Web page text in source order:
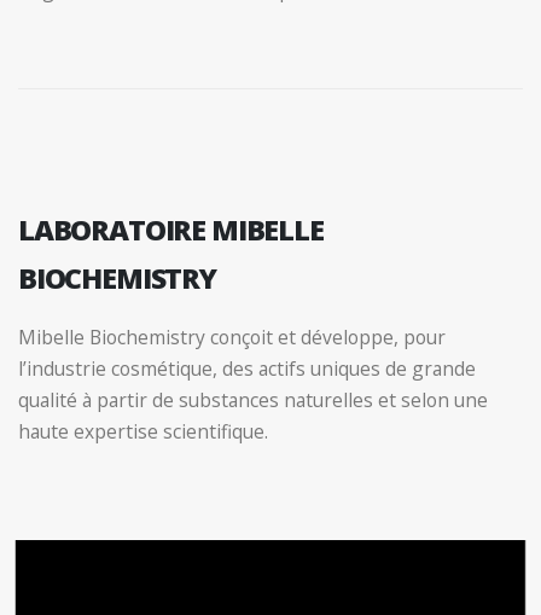
LABORATOIRE MIBELLE
BIOCHEMISTRY
Mibelle Biochemistry conçoit et développe, pour
l’industrie cosmétique, des actifs uniques de grande
qualité à partir de substances naturelles et selon une
haute expertise scientifique.